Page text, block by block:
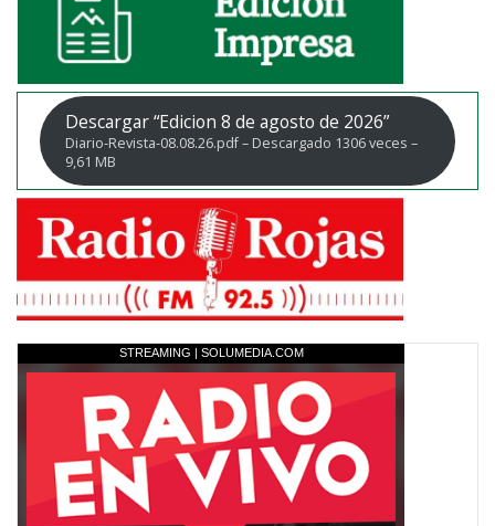
Descargar “Edicion 8 de agosto de 2026”
Diario-Revista-08.08.26.pdf – Descargado 1306 veces –
9,61 MB